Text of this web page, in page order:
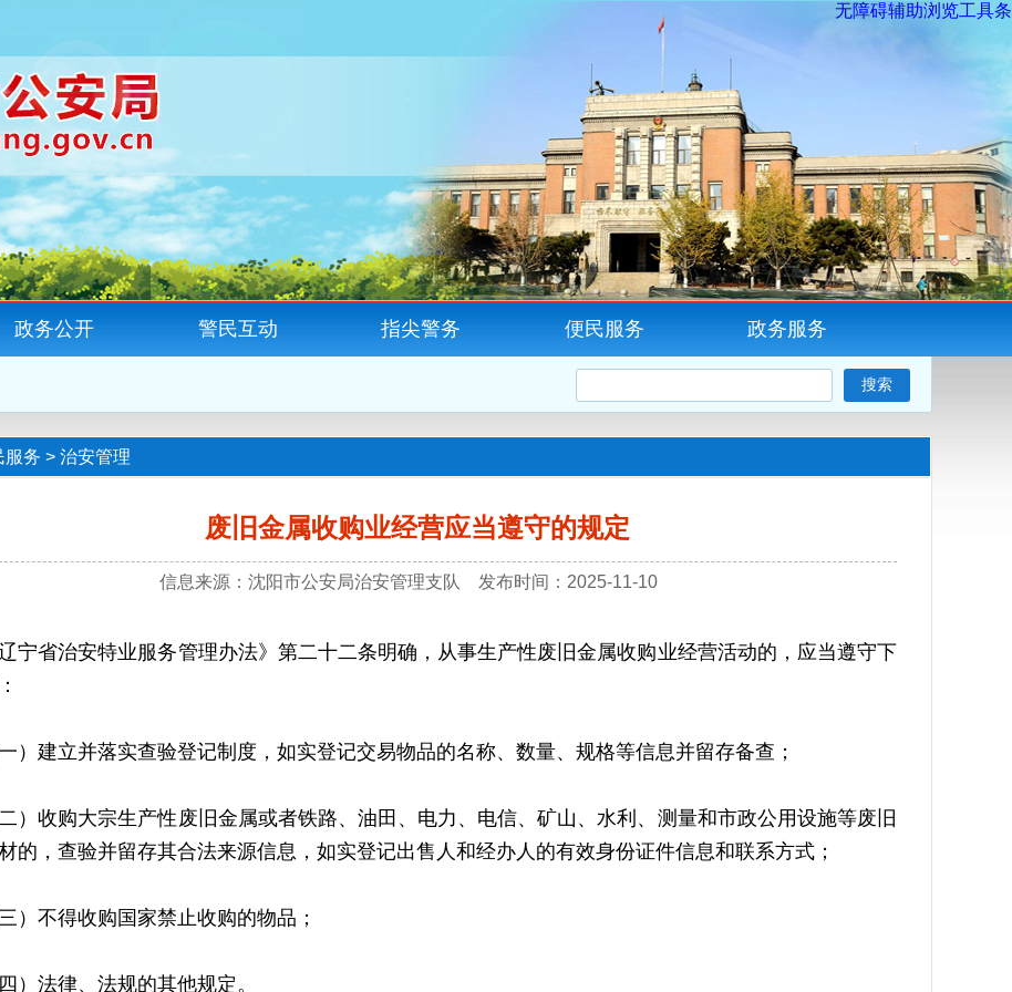
无障碍辅助浏览工具条
政务公开 警民互动 指尖警务 便民服务 政务服务
服务 > 治安管理
废旧金属收购业经营应当遵守的规定
信息来源：沈阳市公安局治安管理支队 发布时间：2025-11-10
省治安特业服务管理办法》第二十二条明确，从事生产性废旧金属收购业经营活动的，应当遵守下
建立并落实查验登记制度，如实登记交易物品的名称、数量、规格等信息并留存备查；
收购大宗生产性废旧金属或者铁路、油田、电力、电信、矿山、水利、测量和市政公用设施等废旧
的，查验并留存其合法来源信息，如实登记出售人和经办人的有效身份证件信息和联系方式；
不得收购国家禁止收购的物品；
法律、法规的其他规定。